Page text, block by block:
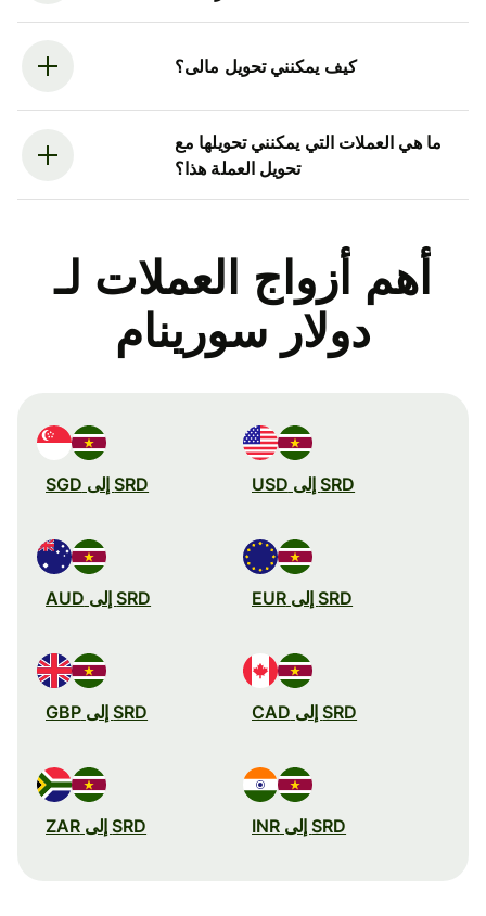
كيف يمكنني تحويل مالى؟
ما هي العملات التي يمكنني تحويلها مع
تحويل العملة هذا؟
أهم أزواج العملات لـ
دولار سورينام
SRD إلى USD SRD إلى SGD
SRD إلى EUR SRD إلى AUD
SRD إلى CAD SRD إلى GBP
SRD إلى INR SRD إلى ZAR